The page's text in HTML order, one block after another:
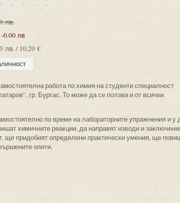
лв.
-0.00 лв
лв. / 10,20 €
работа по химия на студенти специалност
гр. Бургас. То може да се ползва и от всички
по време на лабораторните упражнения и у
химичните реакции, да направят изводи и
ще придобият определени практически умения, ще
опити.